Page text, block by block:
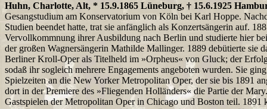
Huhn, Charlotte, Alt, * 15.9.1865 Lüneburg, † 15.6.1925
Gesangstudium am Konservatorium von Köln bei Karl Hoppe.
Studien beendet hatte, trat sie anfänglich als Konzertsängerin auf.
Vervollkommnung ihrer Ausbildung nach Berlin und studierte hier
der großen Wagnersängerin Mathilde Mallinger. 1889 debütierte sie
Berliner Kroll-Oper als Titelheld im »Orpheus« von Gluck; der
sodaß ihr sogleich mehrere Engagements angeboten wurden. Sie
Spielzeiten an die New Yorker Metropolitan Oper, der sie bis 1891
dort in der Premiere des »Fliegenden Holländers« die Partie der
Gastspielen der Metropolitan Oper in Chicago und Boston teil. 1891